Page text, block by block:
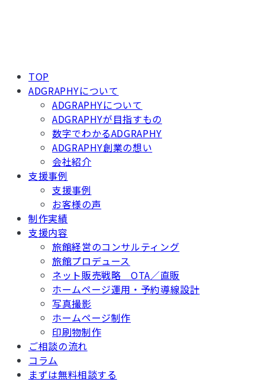
TOP
ADGRAPHYについて
ADGRAPHYについて
ADGRAPHYが目指すもの
数字でわかるADGRAPHY
ADGRAPHY創業の想い
会社紹介
支援事例
支援事例
お客様の声
制作実績
支援内容
旅館経営のコンサルティング
旅館プロデュース
ネット販売戦略 OTA／直販
ホームページ運用・予約導線設計
写真撮影
ホームページ制作
印刷物制作
ご相談の流れ
コラム
まずは無料相談する